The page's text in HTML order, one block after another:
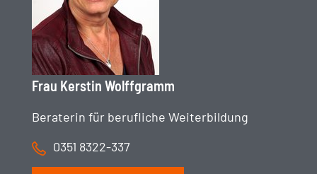
Frau Kerstin Wolffgramm
Beraterin für berufliche Weiterbildung
0351 8322-337